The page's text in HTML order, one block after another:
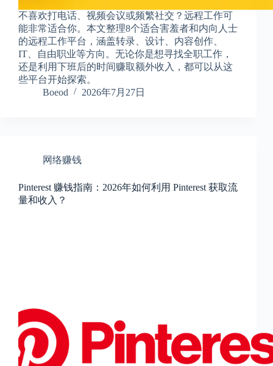
不喜欢打电话、视频会议或频繁社交？远程工作可
能非常适合你。本文整理8个适合害羞者和内向人士
的远程工作平台，涵盖转录、设计、内容创作、
IT、自由职业等方向。无论你是想寻找全职工作，
还是利用下班后的时间赚取额外收入，都可以从这
些平台开始探索。
Boeod
2026年7月27日
网络赚钱
Pinterest 赚钱指南：2026年如何利用 Pinterest 获取流
量和收入？